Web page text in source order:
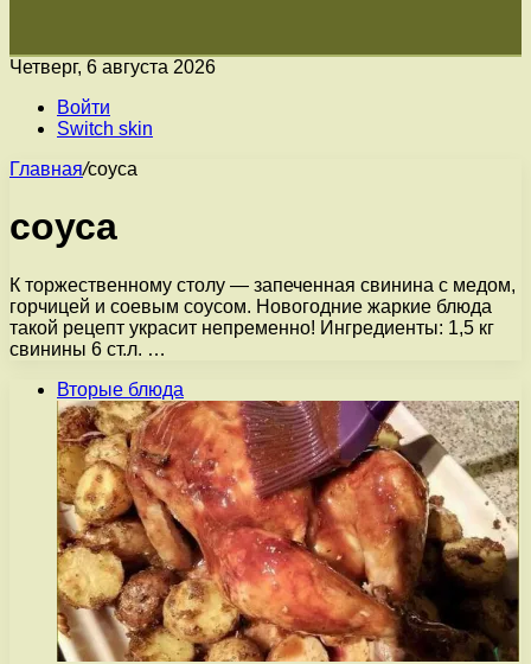
Четверг, 6 августа 2026
Войти
Switch skin
Главная/соуса
соуса
К торжественному столу — запеченная свинина с медом,
горчицей и соевым соусом. Новогодние жаркие блюда
такой рецепт украсит непременно! Ингредиенты: 1,5 кг
свинины 6 ст.л. …
Вторые блюда